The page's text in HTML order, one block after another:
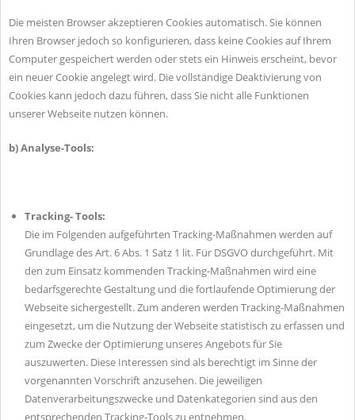
Die meisten Browser akzeptieren Cookies automatisch. Sie können
Ihren Browser jedoch so konfigurieren, dass keine Cookies auf Ihrem
Computer gespeichert werden oder stets ein Hinweis erscheint, bevor
ein neuer Cookie angelegt wird. Die vollständige Deaktivierung von
Cookies kann jedoch dazu führen, dass Sie nicht alle Funktionen
unserer Webseite nutzen können.
b) Analyse-Tools:
Tracking- Tools:
Die im Folgenden aufgeführten Tracking-Maßnahmen werden auf
Grundlage des Art. 6 Abs. 1 Satz 1 lit. Für DSGVO durchgeführt. Mit
den zum Einsatz kommenden Tracking-Maßnahmen wird eine
bedarfsgerechte Gestaltung und die fortlaufende Optimierung der
Webseite sichergestellt. Zum anderen werden Tracking-Maßnahmen
eingesetzt, um die Nutzung der Webseite statistisch zu erfassen und
zum Zwecke der Optimierung unseres Angebots für Sie
auszuwerten. Diese Interessen sind als berechtigt im Sinne der
vorgenannten Vorschrift anzusehen. Die jeweiligen
Datenverarbeitungszwecke und Datenkategorien sind aus den
entsprechenden Tracking-Tools zu entnehmen.